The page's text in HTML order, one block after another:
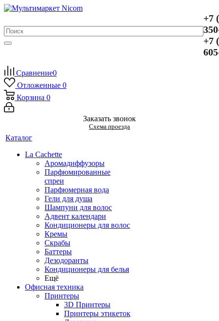
+7
+7
Сравнение0
Отложенные 0
Корзина 0
Заказать звонок
Схема проезда
Каталог
La Cachette
Аромадиффузоры
Парфюмированные
спреи
Парфюмерная вода
Гели для душа
Шампуни для волос
Адвент календари
Кондиционеры для волос
Кремы
Скрабы
Баттеры
Дезодоранты
Кондиционеры для белья
Ещё
Офисная техника
Принтеры
3D Принтеры
Принтеры этикеток